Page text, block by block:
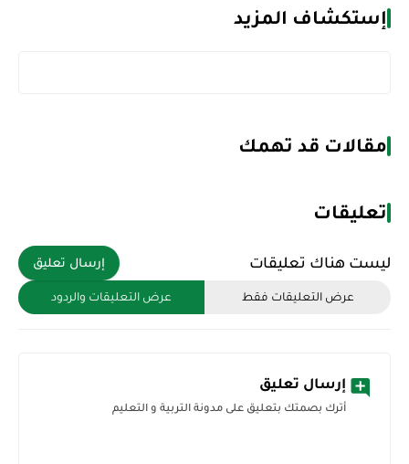
إستكشاف المزيد
مقالات قد تهمك
تعليقات
ليست هناك تعليقات إرسال تعليق
عرض التعليقات فقط عرض التعليقات والردود
إرسال تعليق
أترك بصمتك بتعليق على مدونة التربية و التعليم